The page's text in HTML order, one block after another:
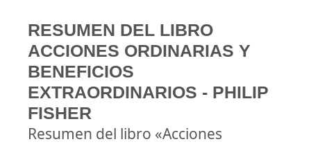
RESUMEN DEL LIBRO
ACCIONES ORDINARIAS Y
BENEFICIOS
EXTRAORDINARIOS - PHILIP
FISHER
Resumen del libro «Acciones